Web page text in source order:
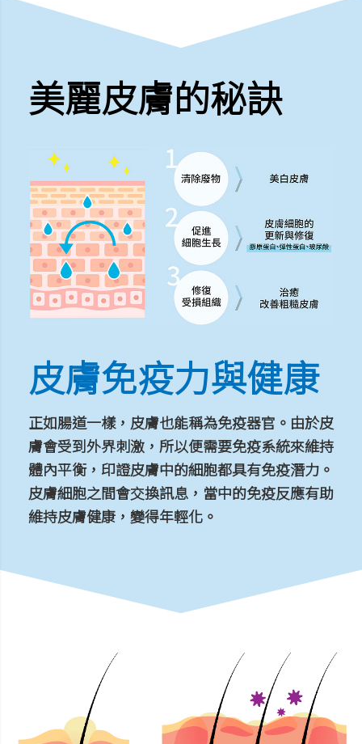
美麗皮膚的秘訣
皮膚免疫力與健康
正如腸道一樣，皮膚也能稱為免疫器官。由於皮
膚會受到外界刺激，所以便需要免疫系統來維持
體內平衡，印證皮膚中的細胞都具有免疫潛力。
皮膚細胞之間會交換訊息，當中的免疫反應有助
維持皮膚健康，變得年輕化。